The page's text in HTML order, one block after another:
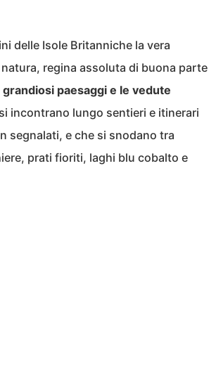
delle Isole Britanniche la vera
regina assoluta di buona parte
grandiosi paesaggi e le vedute
incontrano lungo sentieri e itinerari
segnalati, e che si snodano tra
prati fioriti, laghi blu cobalto e